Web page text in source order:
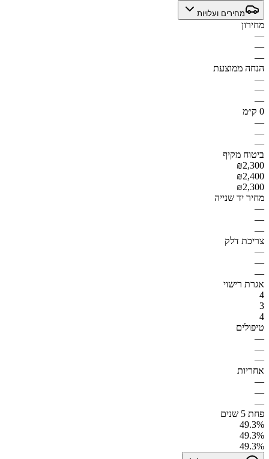
מחירים ועלויות
מחירון
—
—
—
הנחה ממוצעת
—
—
—
0 ק״מ
—
—
—
ביטוח מקיף
₪2,300
₪2,400
₪2,300
מחיר יד שנייה
—
—
—
צריכת דלק
—
—
—
אגרת רישוי
4
3
4
טיפולים
—
—
—
אחריות
—
—
—
פחת 5 שנים
49.3%
49.3%
49.3%